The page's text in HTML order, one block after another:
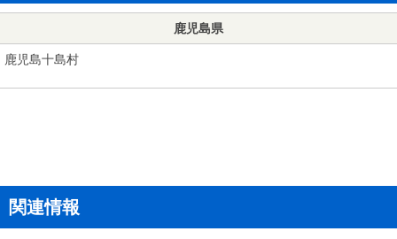
鹿児島県
鹿児島十島村
関連情報